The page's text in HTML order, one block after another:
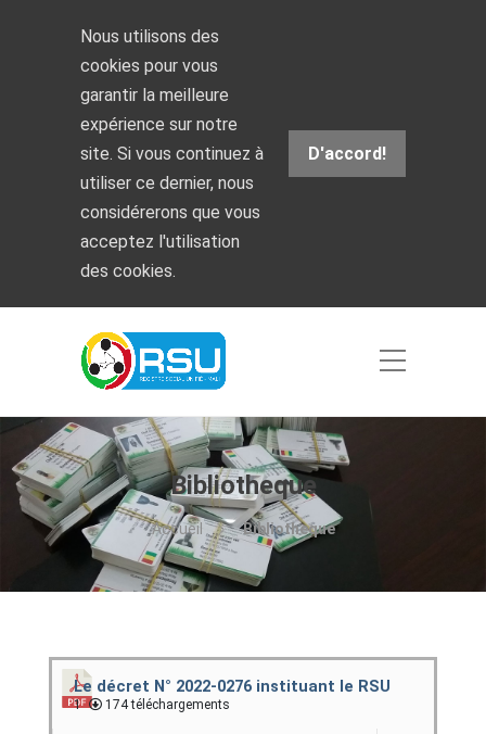
Nous utilisons des
cookies pour vous
garantir la meilleure
expérience sur notre
site. Si vous continuez à
utiliser ce dernier, nous
considérerons que vous
acceptez l'utilisation
des cookies.
D'accord!
Bibliotheque
Accueil Bibliotheque
Le décret N° 2022-0276 instituant le RSU
1 174 téléchargements